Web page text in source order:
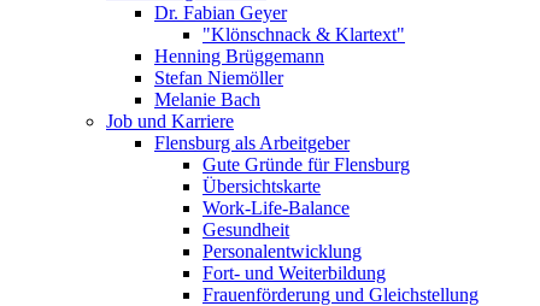
Dr. Fabian Geyer
"Klönschnack & Klartext"
Henning Brüggemann
Stefan Niemöller
Melanie Bach
Job und Karriere
Flensburg als Arbeitgeber
Gute Gründe für Flensburg
Übersichtskarte
Work-Life-Balance
Gesundheit
Personalentwicklung
Fort- und Weiterbildung
Frauenförderung und Gleichstellung